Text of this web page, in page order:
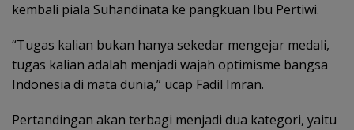
kembali piala Suhandinata ke pangkuan Ibu Pertiwi.
“Tugas kalian bukan hanya sekedar mengejar medali,
tugas kalian adalah menjadi wajah optimisme bangsa
Indonesia di mata dunia,” ucap Fadil Imran.
Pertandingan akan terbagi menjadi dua kategori, yaitu